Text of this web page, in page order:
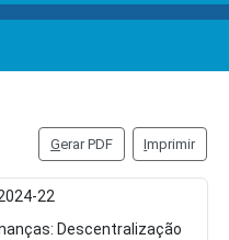
Gerar PDF Imprimir
22
Descentralização